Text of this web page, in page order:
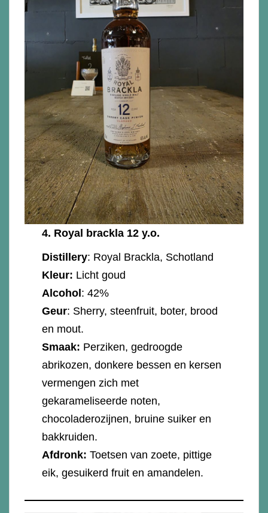
4. Royal brackla 12 y.o.
Distillery: Royal Brackla, Schotland
Kleur: Licht goud
Alcohol: 42%
Geur: Sherry, steenfruit, boter, brood
en mout.
Smaak: Perziken, gedroogde
abrikozen, donkere bessen en kersen
vermengen zich met
gekarameliseerde noten,
chocoladerozijnen, bruine suiker en
bakkruiden.
Afdronk: Toetsen van zoete, pittige
eik, gesuikerd fruit en amandelen.